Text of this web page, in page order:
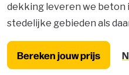
dekking leveren we beton
stedelijke gebieden als
Bereken jouw prijs